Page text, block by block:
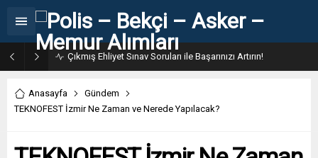
Anasayfa
Gündem
TEKNOFEST İzmir Ne Zaman ve Nerede Yapılacak?